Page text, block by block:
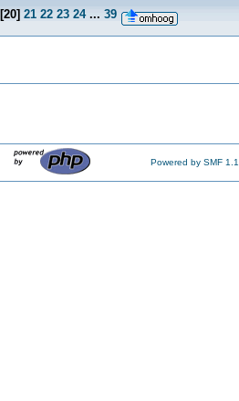
[20] 21 22 23 24 ... 39
Powered by SMF